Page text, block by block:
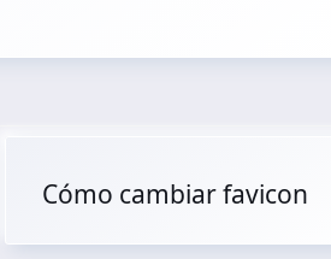
Cómo cambiar favicon